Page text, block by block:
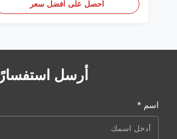
احصل على افضل سعر
أرسل استفسارًا
اسم *